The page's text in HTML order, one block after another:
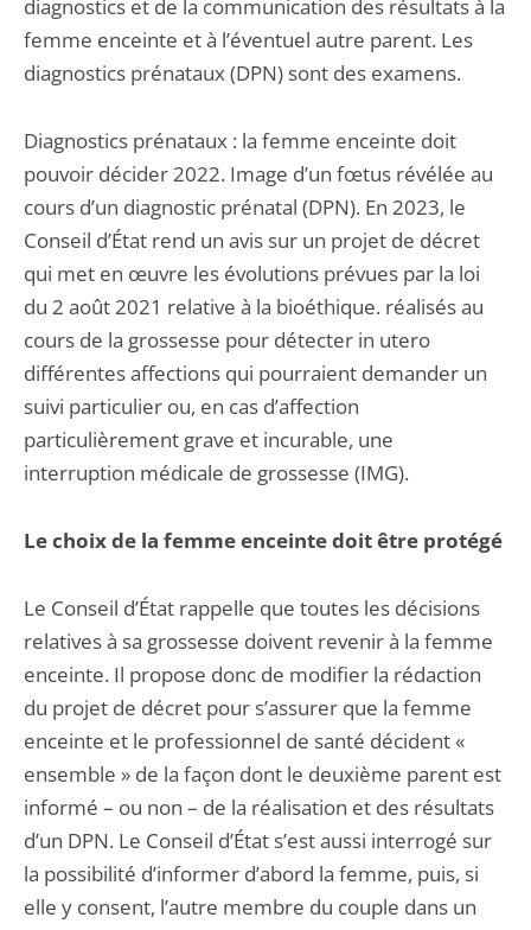
diagnostics et de la communication des résultats à la
femme enceinte et à l’éventuel autre parent. Les
diagnostics prénataux (DPN) sont des examens.
Diagnostics prénataux : la femme enceinte doit
pouvoir décider 2022. Image d’un fœtus révélée au
cours d’un diagnostic prénatal (DPN). En 2023, le
Conseil d’État rend un avis sur un projet de décret
qui met en œuvre les évolutions prévues par la loi
du 2 août 2021 relative à la bioéthique. réalisés au
cours de la grossesse pour détecter in utero
différentes affections qui pourraient demander un
suivi particulier ou, en cas d’affection
particulièrement grave et incurable, une
interruption médicale de grossesse (IMG).
Le choix de la femme enceinte doit être protégé
Le Conseil d’État rappelle que toutes les décisions
relatives à sa grossesse doivent revenir à la femme
enceinte. Il propose donc de modifier la rédaction
du projet de décret pour s’assurer que la femme
enceinte et le professionnel de santé décident «
ensemble » de la façon dont le deuxième parent est
informé – ou non – de la réalisation et des résultats
d’un DPN. Le Conseil d’État s’est aussi interrogé sur
la possibilité d’informer d’abord la femme, puis, si
elle y consent, l’autre membre du couple dans un